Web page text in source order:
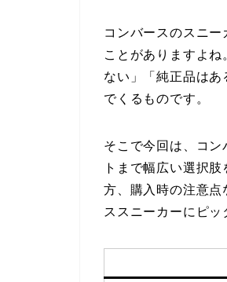
コンバースのスニ
ことがありますよ
ない」「純正品は
でくるものです。
そこで今回は、コ
トまで幅広い選択
方、購入時の注意点
ススニーカーにピッ